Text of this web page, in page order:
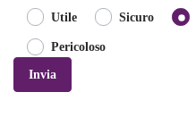
Utile Sicuro
Pericoloso
Invia